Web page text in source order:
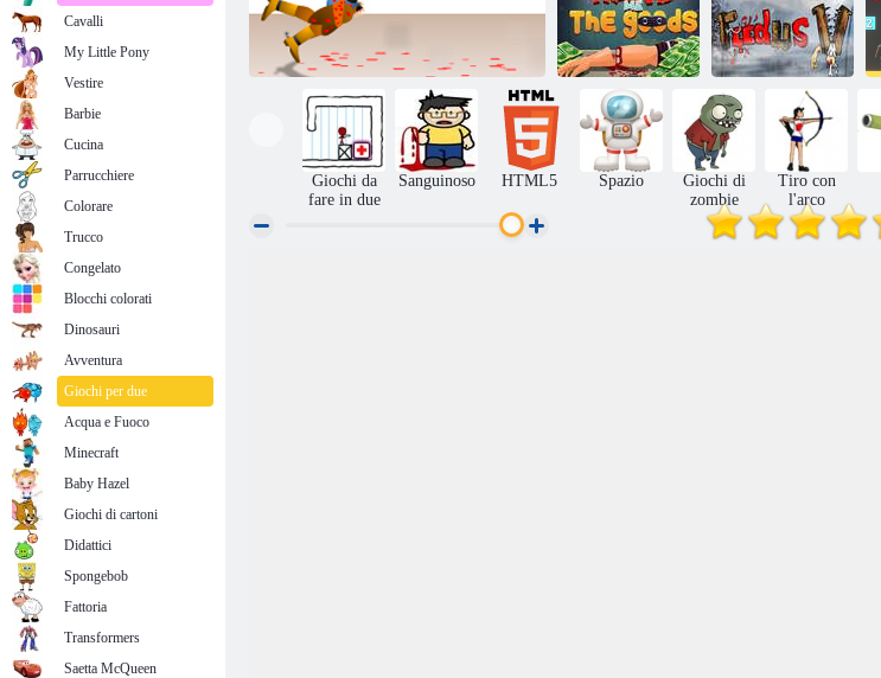
Gli zombi
mangiano la mia
calza
Zombie Strike 2
Passami la
merce
Dateci da
mangiare 5
Giochi da
fare in due
Sanguinoso HTML5 Spazio
Giochi di
zombie
Tiro con
l'arco
Cavalli
My Little Pony
Vestire
Barbie
Cucina
Parrucchiere
Colorare
Trucco
Congelato
Blocchi colorati
Dinosauri
Avventura
Giochi per due
Acqua e Fuoco
Minecraft
Baby Hazel
Giochi di cartoni
Didattici
Spongebob
Fattoria
Transformers
Saetta McQueen